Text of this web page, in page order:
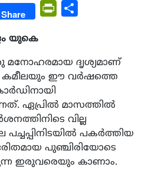
Share PrintFriendly
യുകെ
മനോഹരമായ ദൃശ്യമാണ്
കമീലയും ഈ വർഷത്തെ
ഏപ്രിൽ മാസത്തിൽ
വില്ല
പകർത്തിയ
പുഞ്ചിരിയോടെ
ഇരുവരെയും കാണാം.